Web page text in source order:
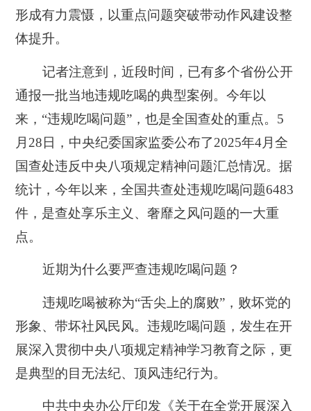
形成有力震慑，以重点问题突破带动作风建设整
体提升。
记者注意到，近段时间，已有多个省份公开
通报一批当地违规吃喝的典型案例。今年以
来，“违规吃喝问题”，也是全国查处的重点。5
月28日，中央纪委国家监委公布了2025年4月全
国查处违反中央八项规定精神问题汇总情况。据
统计，今年以来，全国共查处违规吃喝问题6483
件，是查处享乐主义、奢靡之风问题的一大重
点。
近期为什么要严查违规吃喝问题？
违规吃喝被称为“舌尖上的腐败”，败坏党的
形象、带坏社风民风。违规吃喝问题，发生在开
展深入贯彻中央八项规定精神学习教育之际，更
是典型的目无法纪、顶风违纪行为。
中共中央办公厅印发《关于在全党开展深入